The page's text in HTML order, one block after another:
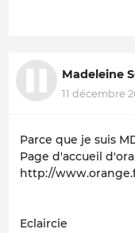
Madeleine
11 décembre
Parce que je suis
Page d'accueil
http://
Eclaircie